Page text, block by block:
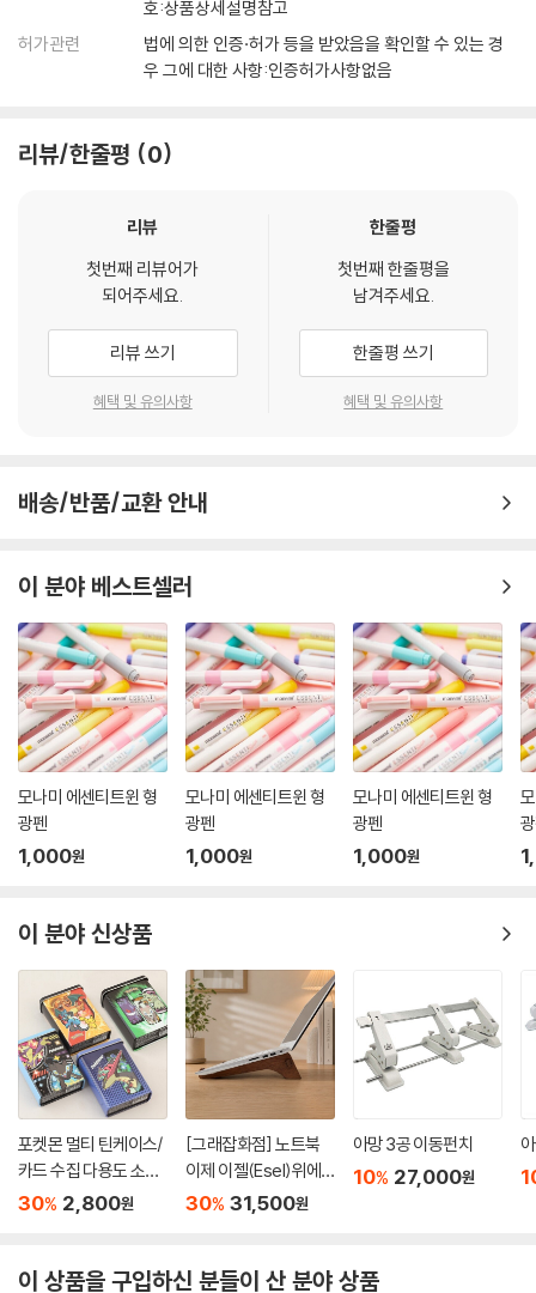
호:상품상세설명참고
허가관련
법에 의한 인증·허가 등을 받았음을 확인할 수 있는 경
우 그에 대한 사항:인증허가사항없음
리뷰/한줄평 0
리뷰
첫번째 리뷰어가
되어주세요.
리뷰 쓰기
혜택 및 유의사항
한줄평
첫번째 한줄평을
남겨주세요.
한줄평 쓰기
혜택 및 유의사항
배송/반품/교환 안내
이 분야 베스트셀러
모나미 에센티트윈 형
광펜
1,000원
모나미 에센티트윈 형
광펜
1,000원
모나미 에센티트윈 형
광펜
1,000원
이 분야 신상품
포켓몬 멀티 틴케이스/
카드 수집 다용도 소품
보관함
30% 2,800원
[그래잡화점] 노트북
이제 이젤(Esel)위에
올리세요.프리미엄 원
30% 31,500원
아망 3공 이동펀치
10% 27,000원
이 상품을 구입하신 분들이 산 분야 상품